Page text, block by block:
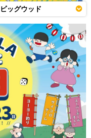
ビッグウッド